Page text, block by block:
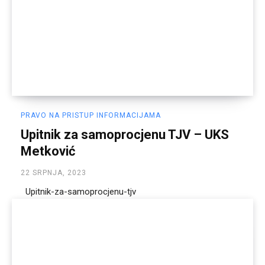
PRAVO NA PRISTUP INFORMACIJAMA
Upitnik za samoprocjenu TJV – UKS
Metković
22 SRPNJA, 2023
Upitnik-za-samoprocjenu-tjv